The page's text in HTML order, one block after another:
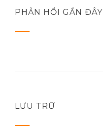
PHẢN HỒI GẦN ĐÂY
LƯU TRỮ